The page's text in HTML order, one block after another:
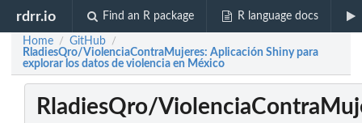
rdrr.io Find an R package R language docs
Home / GitHub /
RladiesQro/ViolenciaContraMujeres: Aplicación Shiny para
explorar los datos de violencia en México
RladiesQro/